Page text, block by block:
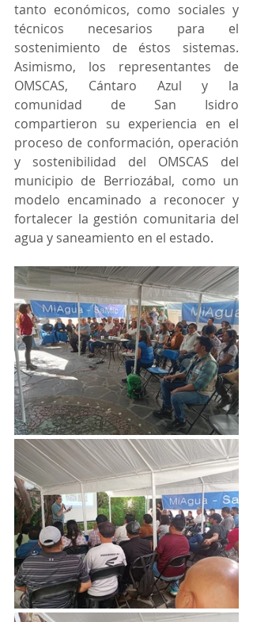
tanto económicos, como sociales y
técnicos necesarios para el
sostenimiento de éstos sistemas.
Asimismo, los representantes de
OMSCAS, Cántaro Azul y la
comunidad de San Isidro
compartieron su experiencia en el
proceso de conformación, operación
y sostenibilidad del OMSCAS del
municipio de Berriozábal, como un
modelo encaminado a reconocer y
fortalecer la gestión comunitaria del
agua y saneamiento en el estado.